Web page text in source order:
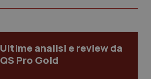
Ultime analisi e review da
QS Pro Gold